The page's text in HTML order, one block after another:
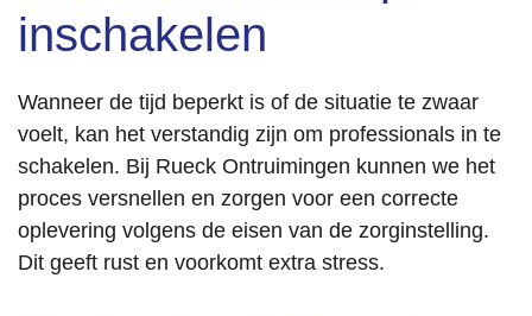
inschakelen
Wanneer de tijd beperkt is of de situatie te zwaar
voelt, kan het verstandig zijn om professionals in te
schakelen. Bij Rueck Ontruimingen kunnen we het
proces versnellen en zorgen voor een correcte
oplevering volgens de eisen van de zorginstelling.
Dit geeft rust en voorkomt extra stress.